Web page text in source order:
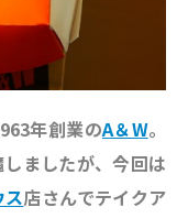
年創業のA＆W。
ましたが、今回は
店さんでテイクア